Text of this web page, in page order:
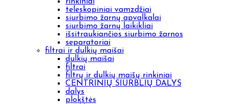
teleskopiniai vamzdžiai
siurbimo žarnų apvalkalai
siurbimo žarnų laikikliai
išsitraukiančios siurbimo žarnos
separatoriai
filtrai ir dulkių maišai
dulkių maišai
filtrai
filtrų ir dulkių maišų rinkiniai
CENTRINIŲ SIURBLIŲ DALYS
dalys
plokštės